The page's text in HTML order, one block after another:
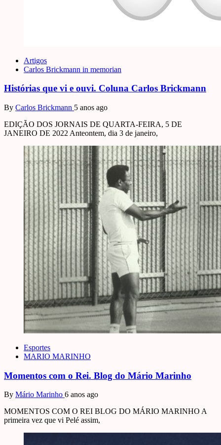
Artigos
Carlos Brickmann in memorian
Histórias que vi e ouvi. Coluna Carlos Brickmann
By Carlos Brickmann 5 anos ago
EDIÇÃO DOS JORNAIS DE QUARTA-FEIRA, 5 DE
JANEIRO DE 2022 Anteontem, dia 3 de janeiro,
Esportes
MARIO MARINHO
Momentos com o Rei. Blog do Mário Marinho
By Mário Marinho 6 anos ago
MOMENTOS COM O REI BLOG DO MÁRIO MARINHO A
primeira vez que vi Pelé assim,